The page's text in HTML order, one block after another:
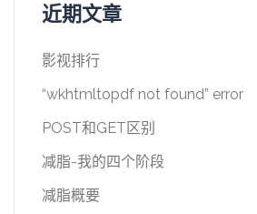
近期文章
影视排行
“wkhtmltopdf not found” error
POST和GET区别
减脂-我的四个阶段
减脂概要